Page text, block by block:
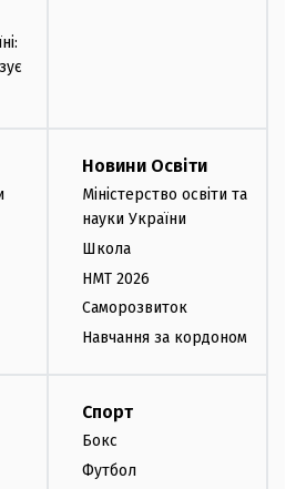
Новини Освіти
Міністерство освіти та
науки України
Школа
НМТ 2026
Саморозвиток
Навчання за кордоном
Спорт
Бокс
Футбол